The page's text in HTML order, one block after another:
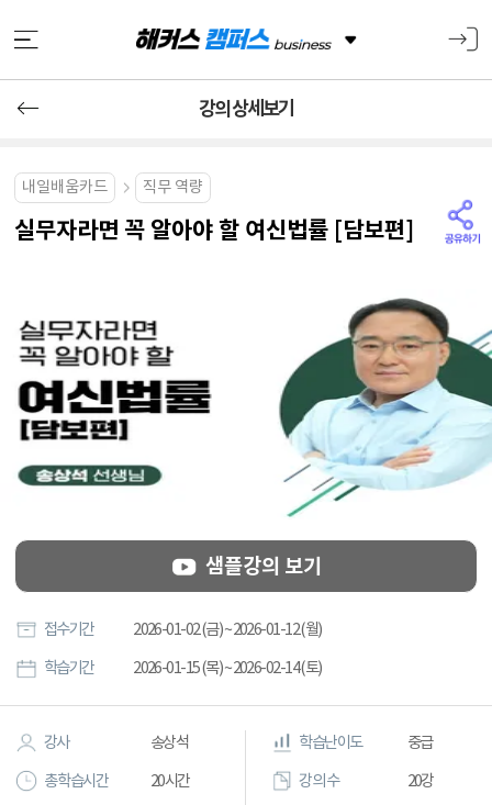
강의 상세보기
내일배움카드 직무 역량
실무자라면 꼭 알아야 할 여신법률 [담보편]
샘플강의 보기
접수기간 2026-01-02 (금) ~ 2026-01-12 (월)
학습기간 2026-01-15 (목) ~ 2026-02-14 (토)
강사 송상석
총 학습시간 20시간
학습난이도 중급
강의 수 20강